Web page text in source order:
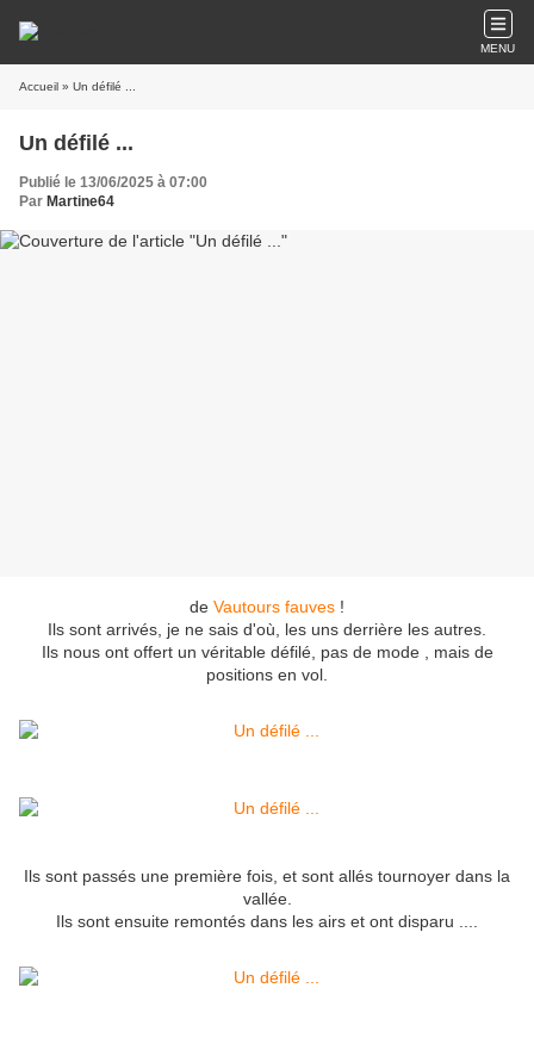
MENU
Accueil » Un défilé ...
Un défilé ...
Publié le 13/06/2025 à 07:00
Par Martine64
de Vautours fauves !
Ils sont arrivés, je ne sais d'où, les uns derrière les autres.
Ils nous ont offert un véritable défilé, pas de mode , mais de
positions en vol.
Ils sont passés une première fois, et sont allés tournoyer dans la
vallée.
Ils sont ensuite remontés dans les airs et ont disparu ....